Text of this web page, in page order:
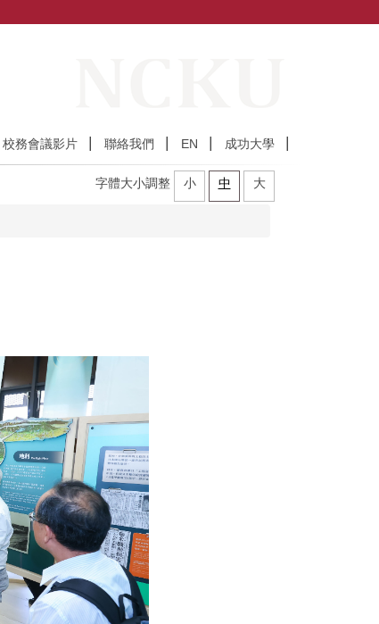
校務會議影片 聯絡我們 EN 成功大學
字體大小調整 小 中 大